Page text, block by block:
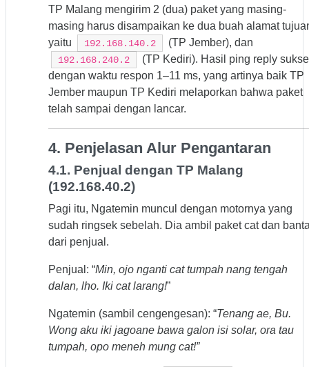
TP Malang mengirim 2 (dua) paket yang masing-
masing harus disampaikan ke dua buah alamat
yaitu
192.168.140.2 (TP Jember), dan
192.168.240.2
(TP Kediri). Hasil ping reply
dengan waktu respon 1–11 ms, yang artinya baik TP
Jember maupun TP Kediri melaporkan bahwa paket
telah sampai dengan lancar.
4. Penjelasan Alur Pengantaran
4.1. Penjual dengan TP Malang
(192.168.40.2)
Pagi itu, Ngatemin muncul dengan motornya yang
sudah ringsek sebelah. Dia ambil paket cat dan
dari penjual.
Penjual: “Min, ojo nganti cat tumpah nang tengah
dalan, lho. Iki cat larang!”
Ngatemin (sambil cengengesan): “Tenang ae, Bu.
Wong aku iki jagoane bawa galon isi solar, ora tau
tumpah, opo meneh mung cat!”